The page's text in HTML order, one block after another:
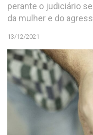
perante o judiciário
da mulher e do
13/12/2021